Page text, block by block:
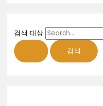
검색 대상